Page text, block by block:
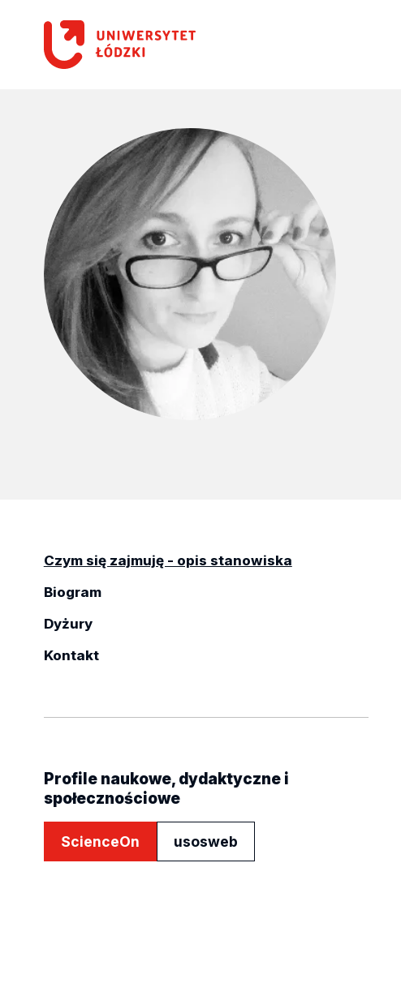
Czym się zajmuję - opis stanowiska
Biogram
Dyżury
Kontakt
Profile naukowe, dydaktyczne i
społecznościowe
ScienceOn usosweb